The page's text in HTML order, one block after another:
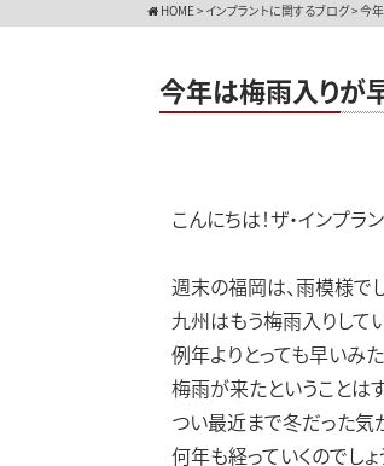
HOME> インプラントに関するブログ>今
今年は梅雨入りが
こんにちは！ザ・インプラ
週末の福岡は、雨模様で
九州はもう梅雨入りして
例年よりとっても早いみた
梅雨が来たということは
つい最近まで冬だった気
何年も経っていくのでし